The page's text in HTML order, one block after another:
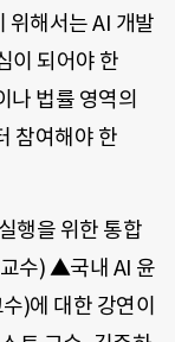
위해서는 AI 개발
이 되어야 한
나 법률 영역의
참여해야 한
행을 위한 통합
수) ▲국내 AI 윤
)에 대한 강연이